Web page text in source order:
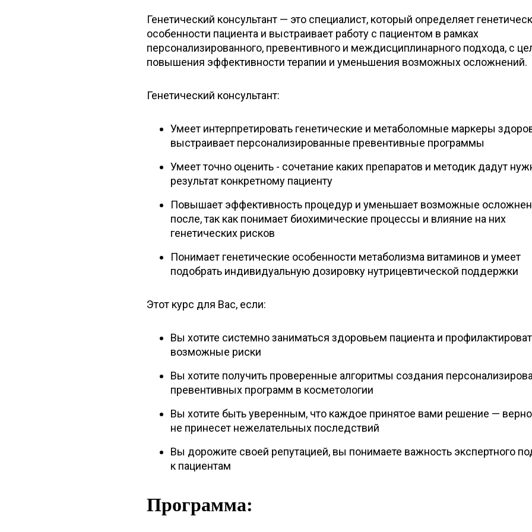
Генетический консультант — это специалист, который определяет
особенности пациента и выстраивает работу с пациентом в рамках
персонализированного, превентивного и междисциплинарного подхода, с
повышения эффективности терапии и уменьшения возможных осложнений.
Генетический консультант:
Умеет интерпретировать генетические и метаболомные маркеры
выстраивает персонализированные превентивные программы
Умеет точно оценить - сочетание каких препаратов и методик дадут
результат конкретному пациенту
Повышает эффективность процедур и уменьшает возможные
после, так как понимает биохимические процессы и влияние на них
генетических рисков
Понимает генетические особенности метаболизма витаминов и умеет
подобрать индивидуальную дозировку нутрицевтической поддержки
Этот курс для Вас, если:
Вы хотите системно заниматься здоровьем пациента и
возможные риски
Вы хотите получить проверенные алгоритмы создания
превентивных программ в косметологии
Вы хотите быть уверенным, что каждое принятое вами решение —
не принесет нежелательных последствий
Вы дорожите своей репутацией, вы понимаете важность экспертного
к пациентам
Программа: